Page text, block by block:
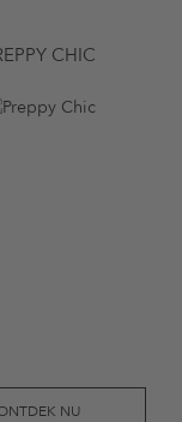
CHIC
NU